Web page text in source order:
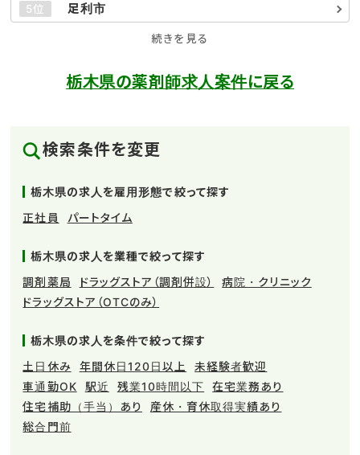
5位 足利市
続きを見る
栃木県の薬剤師求人案件に戻る
検索条件を変更
栃木県の求人を雇用形態で絞って探す
正社員
パートタイム
栃木県の求人を業種で絞って探す
調剤薬局
ドラッグストア（調剤併設）
病院・クリニック
ドラッグストア（OTCのみ）
栃木県の求人を条件で絞って探す
土日休み
年間休日120日以上
未経験者歓迎
車通勤OK
駅近 残業10時間以下
在宅業務あり
住宅補助（手当）あり
産休・育休取得実績あり
総合門前